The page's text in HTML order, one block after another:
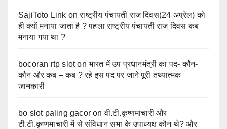
SajiToto Link onराष्ट्रीय पंचायती राज दिवस(24 अप्रेल) को
ही क्यों मनाया जाता है ? पहला राष्ट्रीय पंचायती राज दिवस कब
मनाया गया था ?
bocoran rtp slotonभारत में उप प्रधानमंत्री का पद- कौन-
कौन और कब – कब ? रहे इस पद पर जाने पूरी तथ्यात्मक
जानकारी
bo slot paling gacor onवी.टी.कृष्णमाचारी और
टी.टी.कृष्णमाचारी में से संविधान सभा के उपाध्यक्ष कौन थे? और